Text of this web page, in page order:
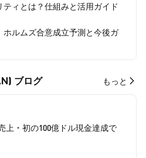
ィとは？仕組みと活用ガイド
ホルムズ合意成立予測と今後ガ
ブログ もっと
上・初の100億ドル現金達成で